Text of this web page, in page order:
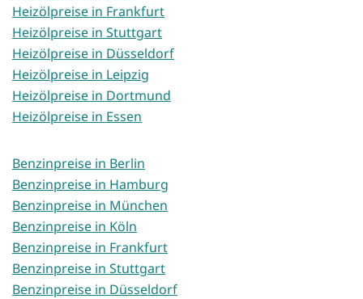
Heizölpreise in Frankfurt
Heizölpreise in Stuttgart
Heizölpreise in Düsseldorf
Heizölpreise in Leipzig
Heizölpreise in Dortmund
Heizölpreise in Essen
Benzinpreise in Berlin
Benzinpreise in Hamburg
Benzinpreise in München
Benzinpreise in Köln
Benzinpreise in Frankfurt
Benzinpreise in Stuttgart
Benzinpreise in Düsseldorf